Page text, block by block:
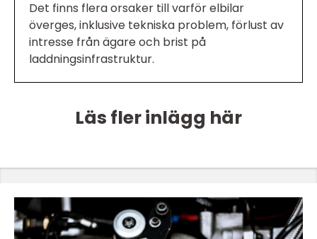
Det finns flera orsaker till varför elbilar
överges, inklusive tekniska problem, förlust av
intresse från ägare och brist på
laddningsinfrastruktur.
Läs fler inlägg här